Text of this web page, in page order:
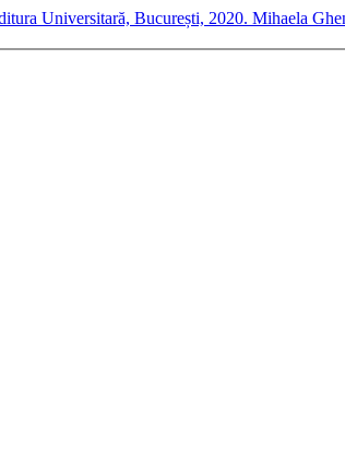
Universitară, București, 2020. Mihaela